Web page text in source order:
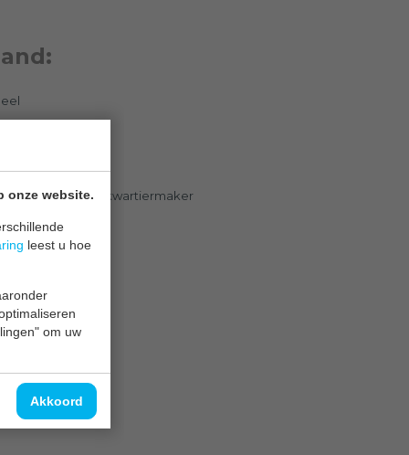
onze website.
leest u hoe
om uw
Akkoord
/ servers
06 51 63 16 47 | kwartiermaker